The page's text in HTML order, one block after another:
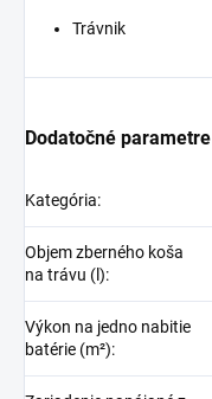
Trávnik
Dodatočné parametre
Kategória:
Objem zberného koša
na trávu (l):
Výkon na jedno nabitie
batérie (m²):